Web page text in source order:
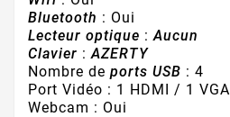
Bluetooth : Oui
Lecteur optique :Aucun
Clavier :AZERTY
Nombre de ports USB : 4
Port Vidéo : 1 HDMI / 1 VGA
Webcam : Oui